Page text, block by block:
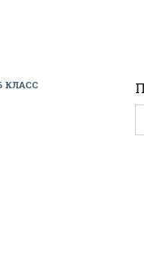
КЛАСС